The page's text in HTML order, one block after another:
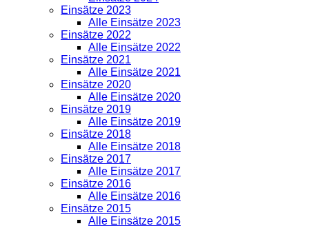
Einsätze 2023
Alle Einsätze 2023
Einsätze 2022
Alle Einsätze 2022
Einsätze 2021
Alle Einsätze 2021
Einsätze 2020
Alle Einsätze 2020
Einsätze 2019
Alle Einsätze 2019
Einsätze 2018
Alle Einsätze 2018
Einsätze 2017
Alle Einsätze 2017
Einsätze 2016
Alle Einsätze 2016
Einsätze 2015
Alle Einsätze 2015